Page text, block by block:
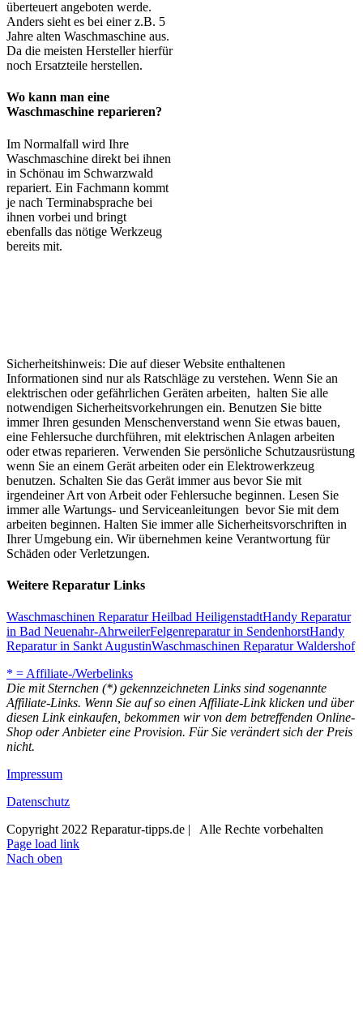
überteuert angeboten werde.
Anders sieht es bei einer z.B. 5
Jahre alten Waschmaschine aus.
Da die meisten Hersteller hierfür
noch Ersatzteile herstellen.
Wo kann man eine
Waschmaschine reparieren?
Im Normalfall wird Ihre
Waschmaschine direkt bei ihnen
in Schönau im Schwarzwald
repariert. Ein Fachmann kommt
je nach Terminabsprache bei
ihnen vorbei und bringt
ebenfalls das nötige Werkzeug
bereits mit.
Sicherheitshinweis: Die auf dieser Website enthaltenen
Informationen sind nur als Ratschläge zu verstehen. Wenn Sie an
elektrischen oder gefährlichen Geräten arbeiten, halten Sie alle
notwendigen Sicherheitsvorkehrungen ein. Benutzen Sie bitte
immer Ihren gesunden Menschenverstand wenn Sie etwas bauen,
eine Fehlersuche durchführen, mit elektrischen Anlagen arbeiten
oder etwas reparieren. Verwenden Sie persönliche Schutzausrüstung
wenn Sie an einem Gerät arbeiten oder ein Elektrowerkzeug
benutzen. Schalten Sie das Gerät immer aus bevor Sie mit
irgendeiner Art von Arbeit oder Fehlersuche beginnen. Lesen Sie
immer alle Wartungs- und Serviceanleitungen bevor Sie mit dem
arbeiten beginnen. Halten Sie immer alle Sicherheitsvorschriften in
Ihrer Umgebung ein. Wir übernehmen keine Verantwortung für
Schäden oder Verletzungen.
Weitere Reparatur Links
Waschmaschinen Reparatur Heilbad HeiligenstadtHandy Reparatur
in Bad Neuenahr-AhrweilerFelgenreparatur in SendenhorstHandy
Reparatur in Sankt AugustinWaschmaschinen Reparatur Waldershof
* = Affiliate-/Werbelinks
Die mit Sternchen (*) gekennzeichneten Links sind sogenannte
Affiliate-Links. Wenn Sie auf so einen Affiliate-Link klicken und über
diesen Link einkaufen, bekommen wir von dem betreffenden Online-
Shop oder Anbieter eine Provision. Für Sie verändert sich der Preis
nicht.
Impressum
Datenschutz
Copyright 2022 Reparatur-tipps.de | Alle Rechte vorbehalten
Page load link
Nach oben